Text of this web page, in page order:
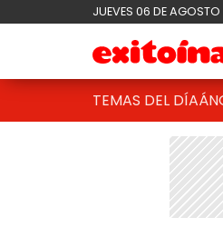
JUEVES 06 DE
TEMAS DEL DÍA